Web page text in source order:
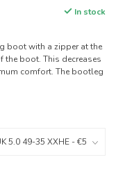
In stock
boot with a zipper at the
the boot. This decreases
comfort. The bootleg